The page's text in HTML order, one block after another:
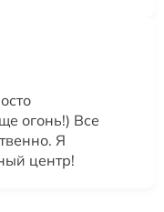
огонь!) Все
Я
центр!